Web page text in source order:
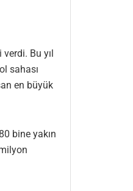
Bu yıl
sahası
en büyük
bine yakın